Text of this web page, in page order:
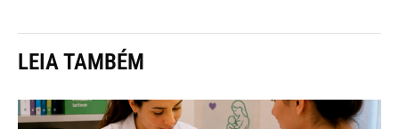
LEIA TAMBÉM